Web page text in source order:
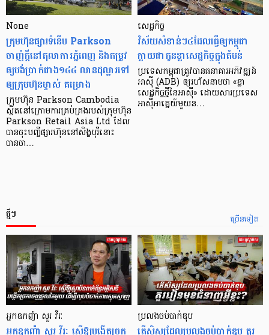
None
ក្រុមហ៊ុនផ្សារទំនើប Parkson
ចាញ់ក្ដីនៅតុលាការភ្នំពេញ និងតម្រូវ
ឲ្យបង់ប្រាក់ជាង១៤៤ លានដុល្លារទៅ
ឲ្យក្រុមហ៊ុនម្ចាស់ គម្រោង
ក្រុមហ៊ុន Parkson Cambodia
ស្ថិតនៅក្រោមការគ្រប់គ្រងរបស់ក្រុមហ៊ុន
Parkson Retail Asia Ltd ដែល
បានចុះបញ្ចីផ្សារហ៊ុននៅសិង្ហបុរីនោះ
បានចា…
សេដ្ឋកិច្ច​
វិស័យ​សំខាន់ៗ​៤​ដែល​ធ្វើ​ឲ្យ​កម្ពុជា​
ក្លាយ​ជា​កូន​ខ្លា​សេដ្ឋកិច្ច​ក្នុង​តំបន់
ប្រទេស​កម្ពុជា​ត្រូវ​បាន​ធនាគារ​អភិវឌ្ឍន៍​
អាស៊ី (ADB) ឲ្យ​រហ័ស​នាមថា «ខ្លា​
សេដ្ឋកិច្ច​ថ្មី​នៃ​អាស៊ី» ដោយសារ​ប្រទេស​
អាស៊ី​អាគ្នេយ៍​មួយ​ន…
ច្រើនទៀត
ថ្មីៗ
អ្នកឧកញ៉ា សួរ វីរៈ
អ្នកឧកញ៉ា សួរ វីរៈ ស្នើឱ្យបង្កើតច្រក
ប្រលងចប់បាក់ឌុប
តើសិស្សដែលប្រលងចប់បាក់ឌុប គួរ